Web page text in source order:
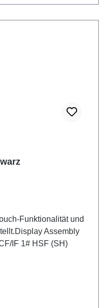
Funktionalität und
Assembly
IF 1# HSF (SH)